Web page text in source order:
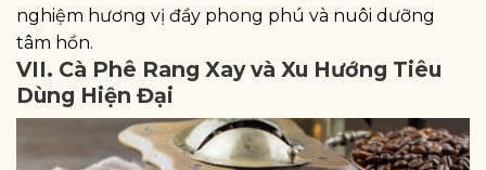
nghiệm hương vị đầy phong phú và nuôi dưỡng
tâm hồn.
VII. Cà Phê Rang Xay và Xu Hướng Tiêu
Dùng Hiện Đại